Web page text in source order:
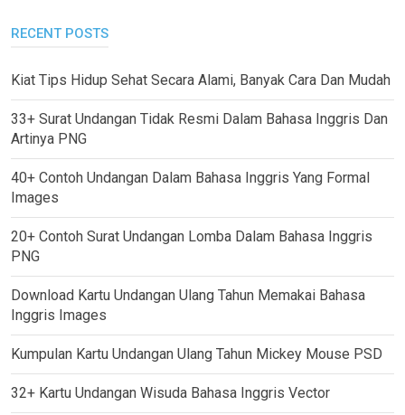
RECENT POSTS
Kiat Tips Hidup Sehat Secara Alami, Banyak Cara Dan Mudah
33+ Surat Undangan Tidak Resmi Dalam Bahasa Inggris Dan
Artinya PNG
40+ Contoh Undangan Dalam Bahasa Inggris Yang Formal
Images
20+ Contoh Surat Undangan Lomba Dalam Bahasa Inggris
PNG
Download Kartu Undangan Ulang Tahun Memakai Bahasa
Inggris Images
Kumpulan Kartu Undangan Ulang Tahun Mickey Mouse PSD
32+ Kartu Undangan Wisuda Bahasa Inggris Vector